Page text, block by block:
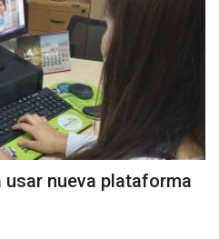
nueva plataforma